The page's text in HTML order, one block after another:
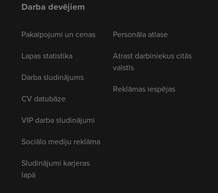
Darba devējiem
Pakalpojumi un cenas
Lapas statistika
Darba sludinājums
CV datubāze
VIP darba sludinājumi
Sociālo mediju reklāma
Sludinājumi karjeras
lapā
Personāla atlase
Atrast darbiniekus citās
valstīs
Reklāmas iespējas